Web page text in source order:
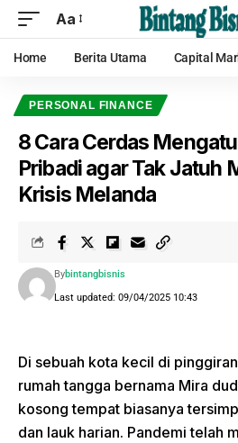
Aa
Home Berita Utama Capital
PERSONAL FINANCE
8 Cara Cerdas
Pribadi agar Tak Jatuh
Krisis Melanda
Last updated: 09/04/2025 10:43
Bybintangbisnis
Di sebuah kota kecil di
rumah tangga bernama Mira
kosong tempat biasanya
dan lauk harian. Pandemi telah